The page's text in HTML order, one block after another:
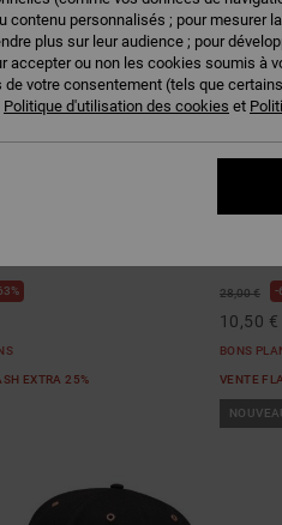
EXTRA 25%
28,00 €
10,50 €
BONS
VENTE
personnalisés ; pour mesurer
plus sur leur audience ; pour
accepter ou non les cookies soumis à
votre consentement (tels que
Politique d'utilisation des cookies et